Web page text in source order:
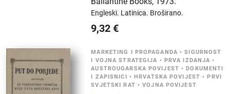
Engleski. Latinica. Broširano.
9,32 €
MARKETING I PROPAGANDA •SIGURNOST
I VOJNA STRATEGIJA • PRVA IZDANJA •
AUSTROUGARSKA POVIJEST •DOKUMENTI
I ZAPISNICI •HRVATSKA POVIJEST •PRVI
SVJETSKI RAT •VOJNA POVIJEST